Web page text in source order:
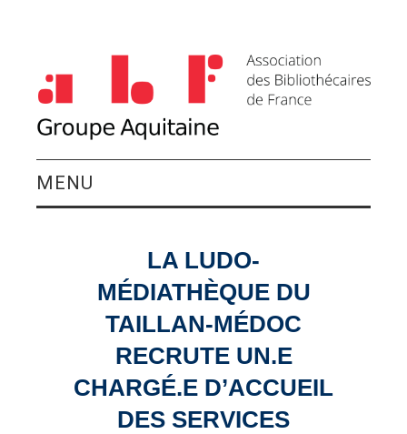
MENU
ACTIVITÉS DU
GROUPE
AGENDA
VEILLE PRO
LA LUDO-
MÉDIATHÈQUE DU
TAILLAN-MÉDOC
RECRUTE UN.E
CHARGÉ.E D’ACCUEIL
DES SERVICES